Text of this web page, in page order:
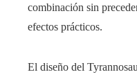
combinación sin
efectos prácticos.
El diseño del